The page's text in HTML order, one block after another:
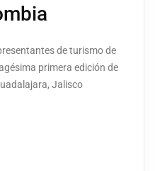
de turismo de
primera edición de
Jalisco